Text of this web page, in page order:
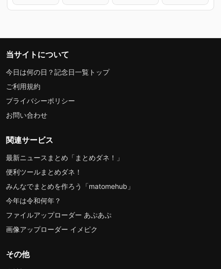
当サイトについて
今日は何の日？記念日一覧トップ
ご利用規約
プライバシーポリシー
お問い合わせ
関連サービス
最新ニュースまとめ「まとめダネ！」
便利ツールまとめダネ！
みんなでまとめを作ろう「matomehub」
今年は令和何年？
ファイルアップローダー あぷあぷ
画像アップローダー イメピク
その他